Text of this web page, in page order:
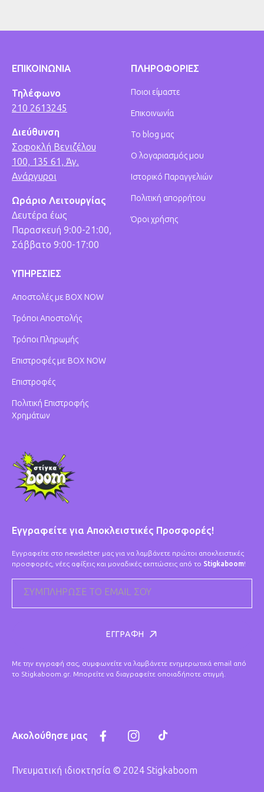
ΕΠΙΚΟΙΝΩΝΙΑ
Τηλέφωνο
210 2613245
Διεύθυνση
Σοφοκλή Βενιζέλου
100, 135 61, Άγ.
Ανάργυροι
Ωράριο Λειτουργίας
Δευτέρα έως
Παρασκευή 9:00-21:00,
Σάββατο 9:00-17:00
ΠΛΗΡΟΦΟΡΙΕΣ
Ποιοι είμαστε
Επικοινωνία
Το blog μας
Ο λογαριασμός μου
Ιστορικό Παραγγελιών
Πολιτική απορρήτου
Όροι χρήσης
ΥΠΗΡΕΣΙΕΣ
Αποστολές με BOX NOW
Τρόποι Αποστολής
Τρόποι Πληρωμής
Επιστροφές με BOX NOW
Επιστροφές
Πολιτική Επιστροφής
Χρημάτων
Εγγραφείτε για Αποκλειστικές Προσφορές!
Εγγραφείτε στο newsletter μας για να λαμβάνετε πρώτοι αποκλειστικές
προσφορές, νέες αφίξεις και μοναδικές εκπτώσεις από το Stigkaboom!
ΣΥΜΠΛΉΡΩΣΕ ΤΟ EMAIL ΣΟΥ
ΕΓΓΡΑΦΉ
Με την εγγραφή σας, συμφωνείτε να λαμβάνετε ενημερωτικά email από
το Stigkaboom.gr. Μπορείτε να διαγραφείτε οποιαδήποτε στιγμή.
Ακολούθησε μας FacebookInstagramTikTok
Πνευματική ιδιοκτησία © 2024 Stigkaboom